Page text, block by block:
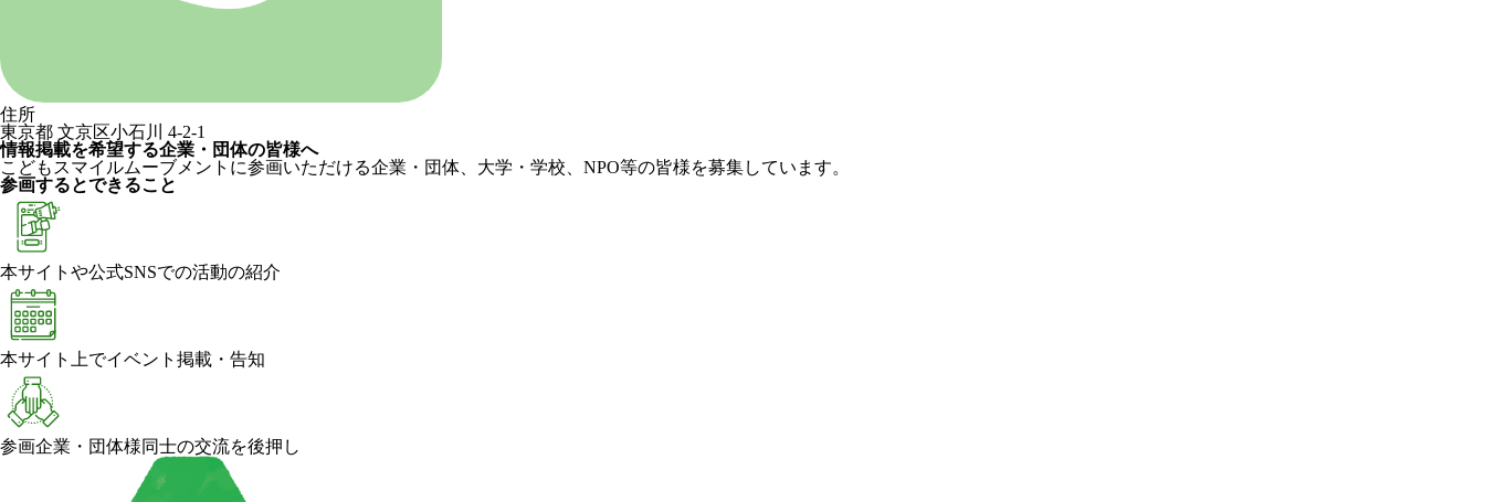
住所
東京都 文京区小石川 4-2-1
情報掲載を希望する企業・団体の皆様へ
こどもスマイルムーブメントに参画いただける企業・団体、大学・学校、NPO等の皆様を募集しています。
参画するとできること
本サイトや公式SNSでの活動の紹介
本サイト上でイベント掲載・告知
参画企業・団体様同士の交流を後押し